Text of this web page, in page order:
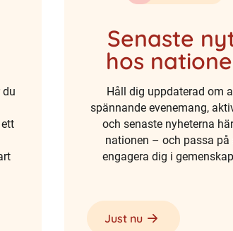
du
Senaste
hos
Håll dig uppdaterad om
spännande evenemang,
och senaste nyheterna
nationen – och passa på
engagera dig i
Just nu